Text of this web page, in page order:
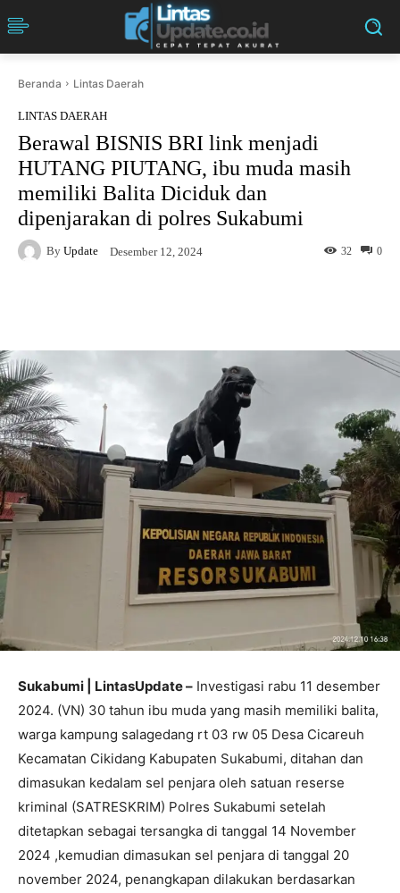
Beranda Lintas Daerah
LINTAS DAERAH
Berawal BISNIS BRI link menjadi
HUTANG PIUTANG, ibu muda masih
memiliki Balita Diciduk dan
dipenjarakan di polres Sukabumi
By Update Desember 12, 2024 0
32
Sukabumi | LintasUpdate – Investigasi rabu 11 desember
2024. (VN) 30 tahun ibu muda yang masih memiliki balita,
warga kampung salagedang rt 03 rw 05 Desa Cicareuh
Kecamatan Cikidang Kabupaten Sukabumi, ditahan dan
dimasukan kedalam sel penjara oleh satuan reserse
kriminal (SATRESKRIM) Polres Sukabumi setelah
ditetapkan sebagai tersangka di tanggal 14 November
2024 ,kemudian dimasukan sel penjara di tanggal 20
november 2024, penangkapan dilakukan berdasarkan